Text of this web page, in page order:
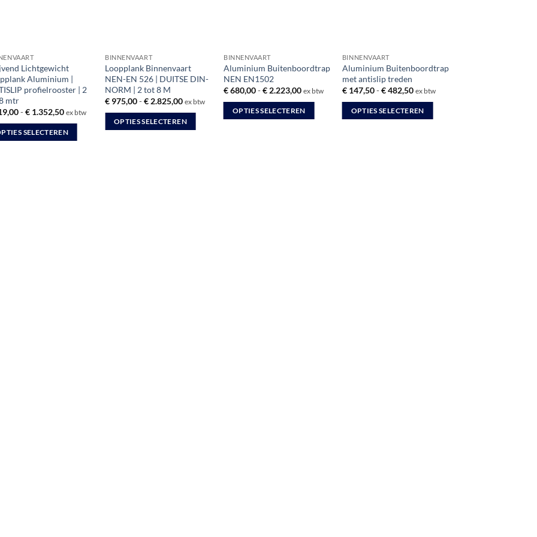
Lichtgewicht
Aluminium |
profielrooster | 2
mtr
-€ 1.352,50Prijsklasse:
tot
€ 1.352,50
ex btw
SELECTEREN
BINNENVAART
Loopplank Binnenvaart
NEN-EN 526 | DUITSE DIN-
NORM | 2 tot 8 M
€ 975,00-€ 2.825,00Prijsklasse:
tot
€ 2.825,00
ex btw
OPTIES SELECTEREN
BINNENVAART
Aluminium Buitenboordtrap
NEN EN1502
€680,00-€ 2.223,00Prijsklasse:
tot
€ 2.223,00
ex btw
OPTIES SELECTEREN
BINNENVAART
Aluminium Buitenboordtrap
met antislip treden
€147,50-€482,50Prijsklasse:
tot
€ 482,50
ex btw
OPTIES SELECTEREN